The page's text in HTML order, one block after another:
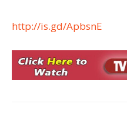
http://is.gd/ApbsnE